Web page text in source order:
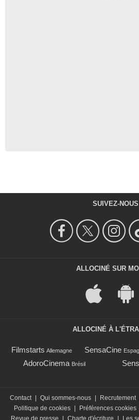
SUIVEZ-NOUS
ALLOCINÉ SUR
ALLOCINÉ À
Filmstarts Allemagne SensaCine
AdoroCinema Brésil
Contact | Qui sommes-nous | Recrutement
Politique de cookies | Préférences cookies
Revue de presse
| Charte d'écriture | Les